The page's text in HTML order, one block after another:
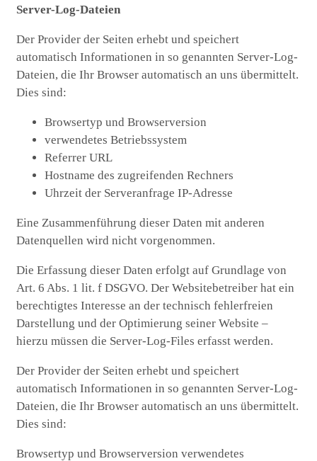
Server-Log-Dateien
Der Provider der Seiten erhebt und speichert
automatisch Informationen in so genannten Server-Log-
Dateien, die Ihr Browser automatisch an uns übermittelt.
Dies sind:
Browsertyp und Browserversion
verwendetes Betriebssystem
Referrer URL
Hostname des zugreifenden Rechners
Uhrzeit der Serveranfrage IP-Adresse
Eine Zusammenführung dieser Daten mit anderen
Datenquellen wird nicht vorgenommen.
Die Erfassung dieser Daten erfolgt auf Grundlage von
Art. 6 Abs. 1 lit. f DSGVO. Der Websitebetreiber hat ein
berechtigtes Interesse an der technisch fehlerfreien
Darstellung und der Optimierung seiner Website –
hierzu müssen die Server-Log-Files erfasst werden.
Der Provider der Seiten erhebt und speichert
automatisch Informationen in so genannten Server-Log-
Dateien, die Ihr Browser automatisch an uns übermittelt.
Dies sind:
Browsertyp und Browserversion verwendetes